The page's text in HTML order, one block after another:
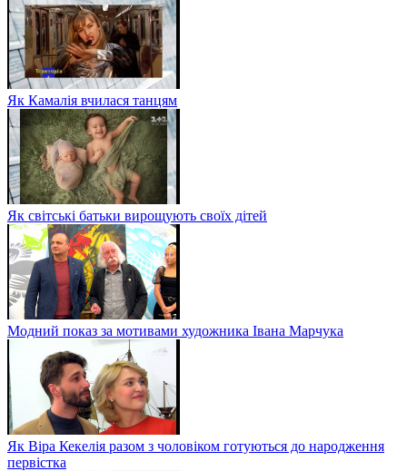
Як Камалія вчилася танцям
Як світські батьки вирощують своїх дітей
Модний показ за мотивами художника Івана Марчука
Як Віра Кекелія разом з чоловіком готуються до народження
первістка